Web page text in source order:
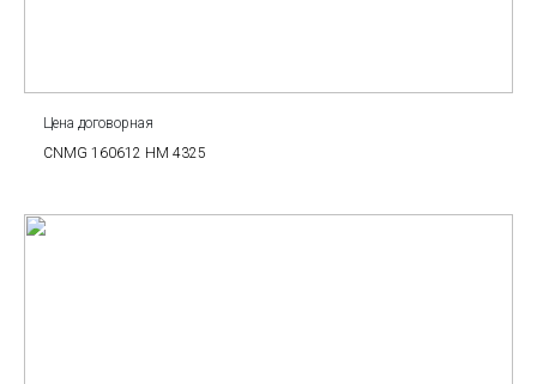
Цена договорная
CNMG 160612 HM 4325